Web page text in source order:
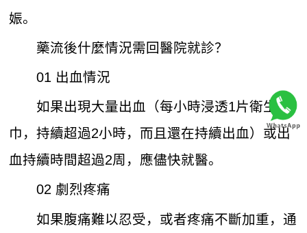
娠。
藥流後什麼情況需回醫院就診？
01 出血情況
如果出現大量出血（每小時浸透1片衛生
巾，持續超過2小時，而且還在持續出血）或出
血持續時間超過2周，應儘快就醫。
02 劇烈疼痛
如果腹痛難以忍受，或者疼痛不斷加重，通